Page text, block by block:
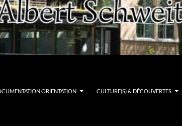
ORIENTATION CULTURE(S) & DÉCOUVERTES